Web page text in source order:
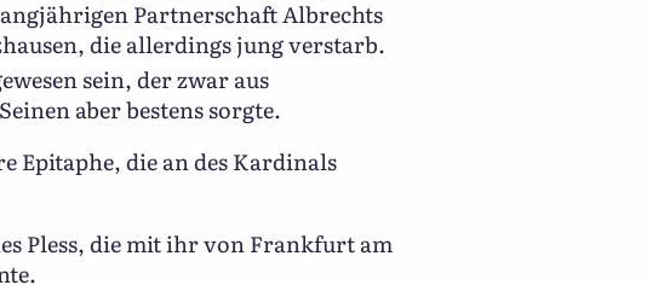
Partnerschaft Albrechts
die allerdings jung verstarb.
sein, der zwar aus
aber bestens sorgte.
Epitaphe, die an des Kardinals
Pless, die mit ihr von Frankfurt am